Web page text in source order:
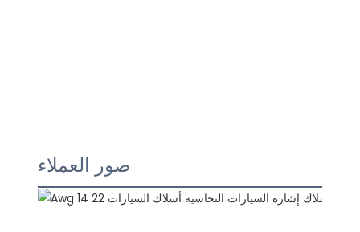
صور العملاء